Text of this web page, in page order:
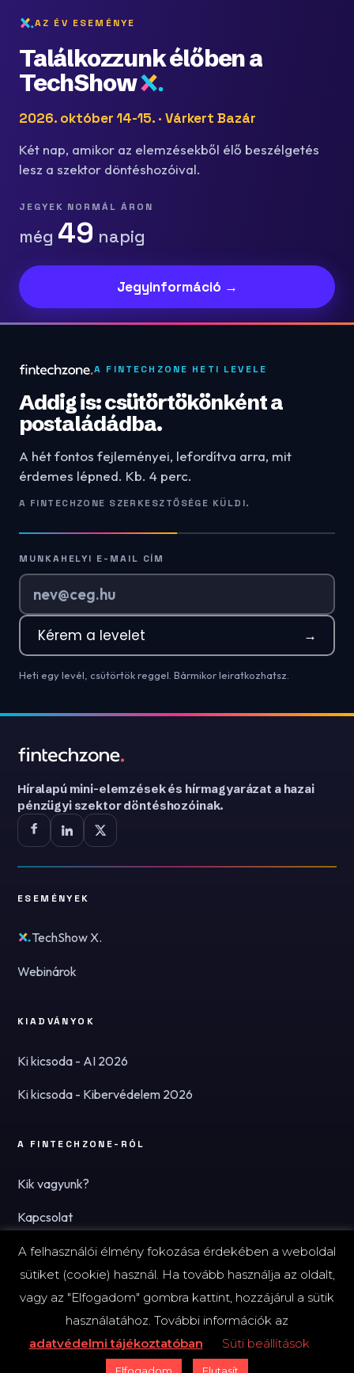
AZ ÉV ESEMÉNYE
Találkozzunk élőben a
TechShow
2026. október 14-15. · Várkert Bazár
Két nap, amikor az elemzésekből élő beszélgetés
lesz a szektor döntéshozóival.
JEGYEK NORMÁL ÁRON
még 49 napig
Jegyinformáció →
A FINTECHZONE HETI LEVELE
Addig is: csütörtökönként a
postaládádba.
A hét fontos fejleményei, lefordítva arra, mit
érdemes lépned. Kb. 4 perc.
A FINTECHZONE SZERKESZTŐSÉGE KÜLDI.
MUNKAHELYI E-MAIL CÍM
Kérem a levelet →
Heti egy levél, csütörtök reggel. Bármikor leiratkozhatsz.
Híralapú mini-elemzések és hírmagyarázat a hazai
pénzügyi szektor döntéshozóinak.
ESEMÉNYEK
TechShow X.
Webinárok
KIADVÁNYOK
Ki kicsoda - AI 2026
Ki kicsoda - Kibervédelem 2026
A FINTECHZONE-RÓL
Kik vagyunk?
Kapcsolat
Hírlevél
© 2026 FinTechZone.hu - A FinTech Group Kft.
Adatvédelmi tájékoztató (PDF)Süti-beállítások
A felhasználói élmény fokozása érdekében a weboldal
sütiket (cookie) használ. Ha tovább használja az oldalt,
vagy az "Elfogadom" gombra kattint, hozzájárul a sütik
használatához. További információk az
adatvédelmi tájékoztatóban
Süti beállítások